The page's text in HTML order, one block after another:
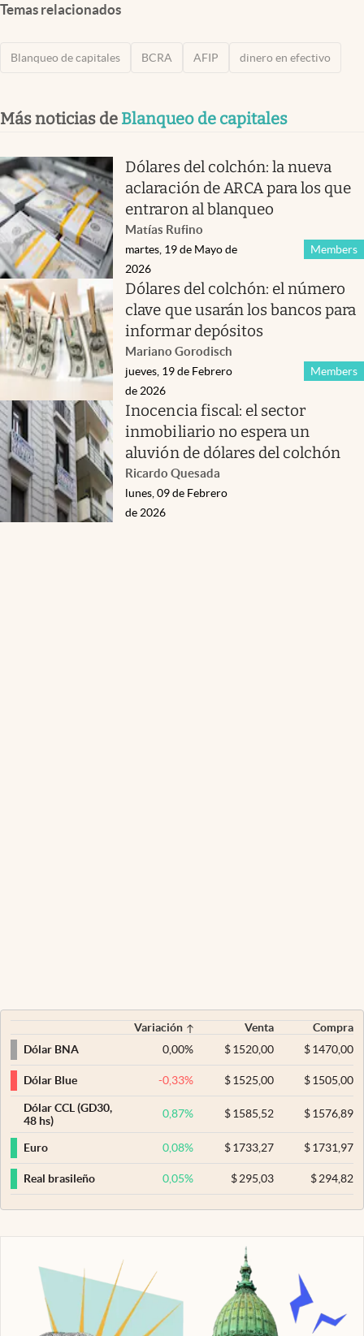
Temas relacionados
Blanqueo de capitales BCRA AFIP dinero en efectivo
Más noticias de Blanqueo de capitales
Dólares del colchón: la nueva
aclaración de ARCA para los que
entraron al blanqueo
Matías Rufino
Members
martes, 19 de Mayo de
2026
Dólares del colchón: el número
clave que usarán los bancos para
informar depósitos
Mariano Gorodisch
Members
jueves, 19 de Febrero
de 2026
Inocencia fiscal: el sector
inmobiliario no espera un
aluvión de dólares del colchón
Ricardo Quesada
lunes, 09 de Febrero
de 2026
Variación Venta
Compra
Dólar BNA
0,00% $ 1520,00 $1470,00
Dólar Blue -0,33% $ 1525,00 $1505,00
Dólar CCL (GD30,
48 hs)
0,87% $ 1585,52 $1576,89
Euro 0,08% $ 1733,27 $1731,97
Real brasileño 0,05% $ 295,03 $294,82